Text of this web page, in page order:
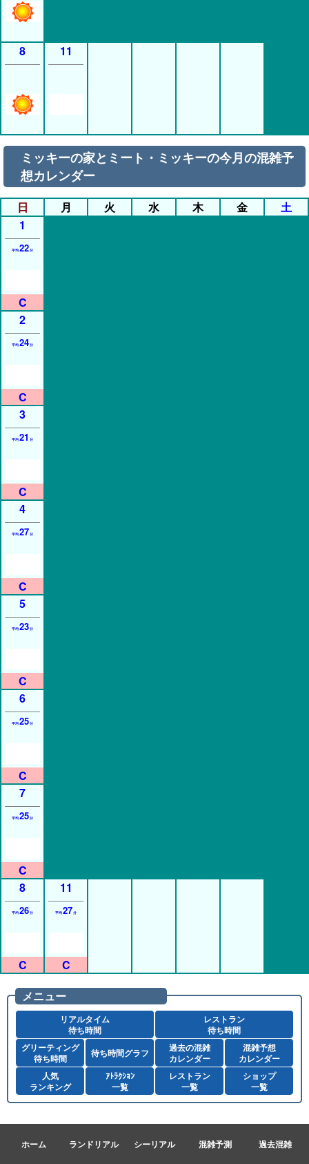
8 11
ミッキーの家とミート・ミッキーの今月の混雑予
想カレンダー
日 月 火 水 木 金
土
1
平均22分
2
平均24分
3
平均21 分
4
平均27分
5
平均23分
6
平均25分
7
平均25分
8
平均26分
11
平均27分
メニュー
リアルタイム
待ち時間
レストラン
待ち時間
グリーティング
待ち時間
待ち時間グラフ
過去の混雑
カレンダー
混雑予想
カレンダー
人気
ランキング
ｱﾄﾗｸｼｮﾝ
一覧
レストラン
一覧
ショップ
一覧
ホーム ランドリアル シーリアル 混雑予測 過去混雑